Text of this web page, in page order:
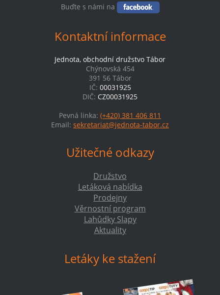
Buďte s námi na
Kontaktní informace
Jednota, obchodní družstvo Tábor
Chýnovská 454
391 56 Tábor
IČ: 00031925
DIČ: CZ00031925
Pevná linka: (+420) 381 406 811
Email: sekretariat@jednota-tabor.cz
Užitečné odkazy
Družstvo
Letáková nabídka
Prodejny
Věrnostní program
Lahůdky Slapy
Aktuality
Letáky ke stažení